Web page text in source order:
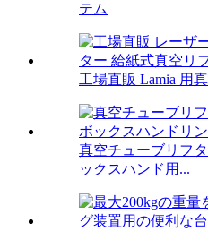
テム
工場直販 Lamia 用
真空チューブリフ
ックスハンド用...